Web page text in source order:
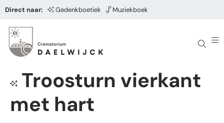
Direct naar: Gedenkboetiek Muziekboek
Troosturn vierkant
met hart